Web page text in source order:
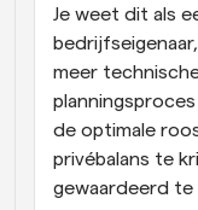
Je weet dit als
meer
de optimale
privébalans te
gewaardeerd te